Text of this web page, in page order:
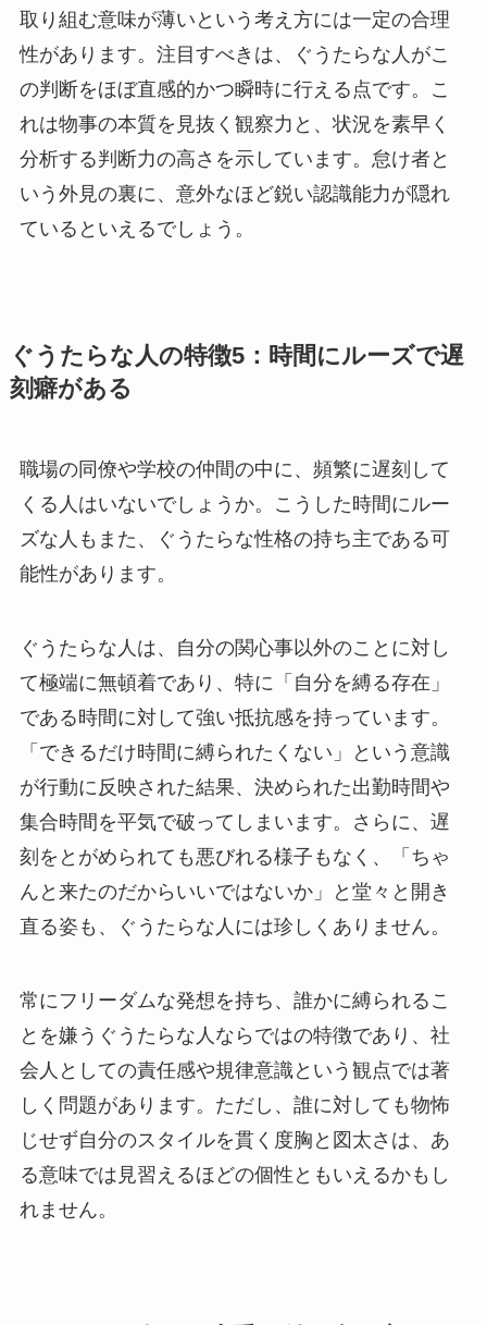
取り組む意味が薄いという考え方には一定の合理
性があります。注目すべきは、ぐうたらな人がこ
の判断をほぼ直感的かつ瞬時に行える点です。こ
れは物事の本質を見抜く観察力と、状況を素早く
分析する判断力の高さを示しています。怠け者と
いう外見の裏に、意外なほど鋭い認識能力が隠れ
ているといえるでしょう。
ぐうたらな人の特徴5：時間にルーズで遅
刻癖がある
職場の同僚や学校の仲間の中に、頻繁に遅刻して
くる人はいないでしょうか。こうした時間にルー
ズな人もまた、ぐうたらな性格の持ち主である可
能性があります。
ぐうたらな人は、自分の関心事以外のことに対し
て極端に無頓着であり、特に「自分を縛る存在」
である時間に対して強い抵抗感を持っています。
「できるだけ時間に縛られたくない」という意識
が行動に反映された結果、決められた出勤時間や
集合時間を平気で破ってしまいます。さらに、遅
刻をとがめられても悪びれる様子もなく、「ちゃ
んと来たのだからいいではないか」と堂々と開き
直る姿も、ぐうたらな人には珍しくありません。
常にフリーダムな発想を持ち、誰かに縛られるこ
とを嫌うぐうたらな人ならではの特徴であり、社
会人としての責任感や規律意識という観点では著
しく問題があります。ただし、誰に対しても物怖
じせず自分のスタイルを貫く度胸と図太さは、あ
る意味では見習えるほどの個性ともいえるかもし
れません。